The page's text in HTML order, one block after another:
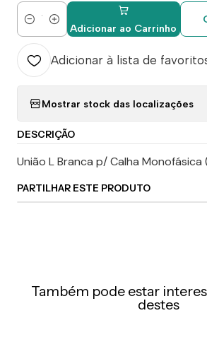
QuantidadeAdicionar ao Carrinho
Adicionar à lista de
Mostrar stock das localizações
DESCRIÇÃO
União L Branca p/ Calha Monofásica
PARTILHAR ESTE PRODUTO
Também pode estar
destes